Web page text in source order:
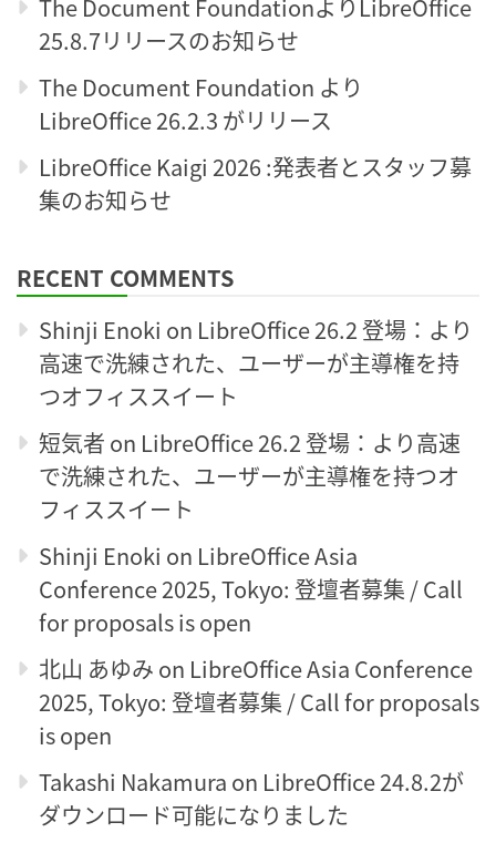
The Document FoundationよりLibreOffice
25.8.7リリースのお知らせ
The Document Foundation より
LibreOffice 26.2.3 がリリース
LibreOffice Kaigi 2026 :発表者とスタッフ募
集のお知らせ
RECENT COMMENTS
Shinji Enoki on LibreOffice 26.2 登場：より
高速で洗練された、ユーザーが主導権を持
つオフィススイート
短気者 on LibreOffice 26.2 登場：より高速
で洗練された、ユーザーが主導権を持つオ
フィススイート
Shinji Enoki on LibreOffice Asia
Conference 2025, Tokyo: 登壇者募集 / Call
for proposals is open
北山 あゆみ on LibreOffice Asia Conference
2025, Tokyo: 登壇者募集 / Call for proposals
is open
Takashi Nakamura on LibreOffice 24.8.2が
ダウンロード可能になりました